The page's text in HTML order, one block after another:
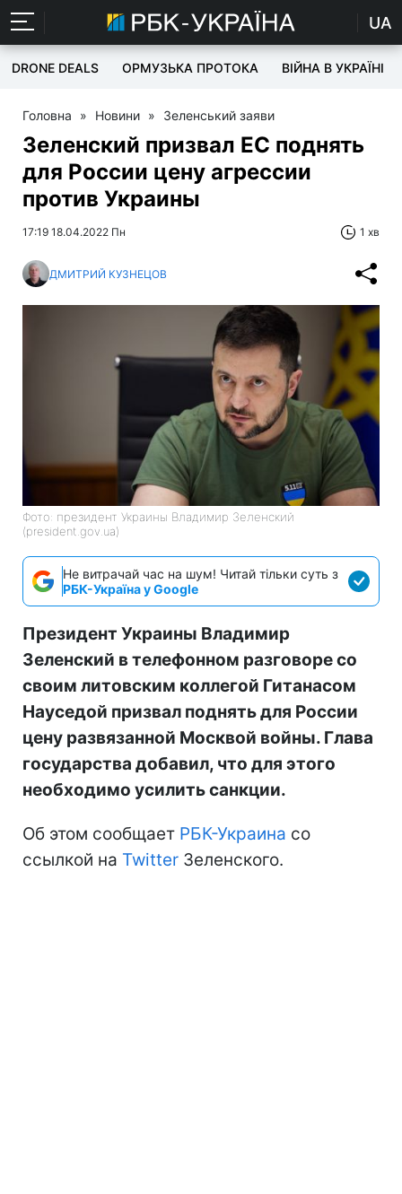
UA
DRONE DEALS ОРМУЗЬКА ПРОТОКА ВІЙНА В УКРАЇНІ
Головна » Новини » Зеленський заяви
Зеленский призвал ЕС поднять
для России цену агрессии
против Украины
17:19 18.04.2022 Пн 1 хв
ДМИТРИЙ КУЗНЕЦОВ
Фото: президент Украины Владимир Зеленский
(president.gov.ua)
Не витрачай час на шум! Читай тільки суть з
РБК-Україна у Google
Президент Украины Владимир
Зеленский в телефонном разговоре со
своим литовским коллегой Гитанасом
Науседой призвал поднять для России
цену развязанной Москвой войны. Глава
государства добавил, что для этого
необходимо усилить санкции.
Об этом сообщает РБК-Украина со
ссылкой на Twitter Зеленского.